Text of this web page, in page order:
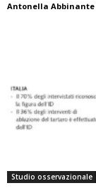
Antonella Abbinante
Studio osservazionale